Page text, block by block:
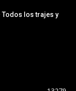
Todos los trajes y